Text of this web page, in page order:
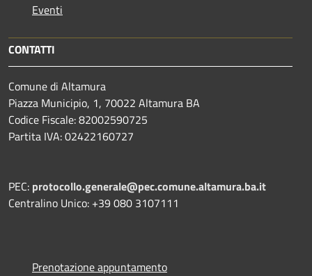
Eventi
CONTATTI
Comune di Altamura
Piazza Municipio, 1, 70022 Altamura BA
Codice Fiscale: 82002590725
Partita IVA: 02422160727
PEC: protocollo.generale@pec.comune.altamura.ba.it
Centralino Unico: +39 080 3107111
Prenotazione appuntamento